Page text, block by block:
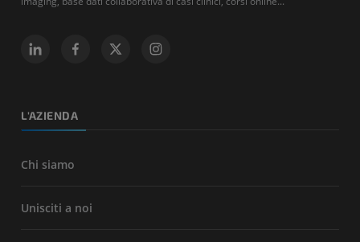
L'AZIENDA
Chi siamo
Unisciti a noi